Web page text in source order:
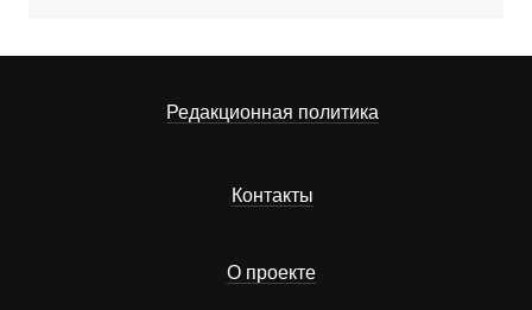
Редакционная политика
Контакты
О проекте